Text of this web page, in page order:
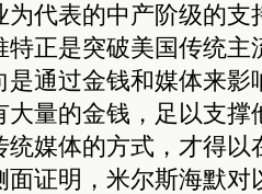
为代表的中产阶级的支
特正是突破美国传统主
是通过金钱和媒体来
大量的金钱，足以支
统媒体的方式，才得以
面证明，米尔斯海默对